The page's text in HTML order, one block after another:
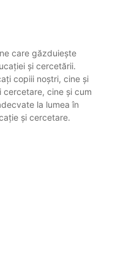
care găzduiește
și cercetării.
copiii noștri, cine și
cine și cum
la lumea în
și cercetare.